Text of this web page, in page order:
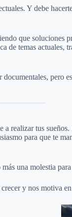
Y debe
que soluciones
de temas actuales,
pero
realizar tus
para que te
una molestia
y nos motiva